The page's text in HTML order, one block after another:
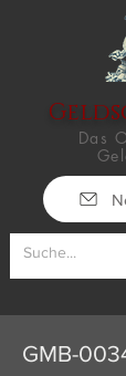
Das
GMB-